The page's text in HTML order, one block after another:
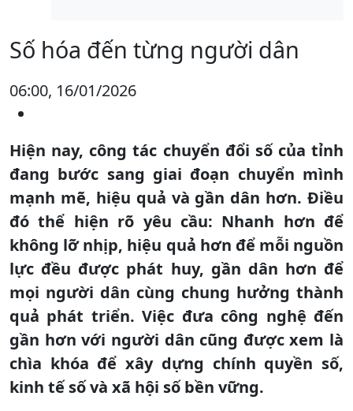
Số hóa đến từng người dân
06:00, 16/01/2026
Hiện nay, công tác chuyển đổi số của tỉnh
đang bước sang giai đoạn chuyển mình
mạnh mẽ, hiệu quả và gần dân hơn. Điều
đó thể hiện rõ yêu cầu: Nhanh hơn để
không lỡ nhịp, hiệu quả hơn để mỗi nguồn
lực đều được phát huy, gần dân hơn để
mọi người dân cùng chung hưởng thành
quả phát triển. Việc đưa công nghệ đến
gần hơn với người dân cũng được xem là
chìa khóa để xây dựng chính quyền số,
kinh tế số và xã hội số bền vững.